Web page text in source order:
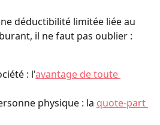
déductibilité limitée liée au
il ne faut pas oublier :
: l'avantage de toute
physique : la quote-part